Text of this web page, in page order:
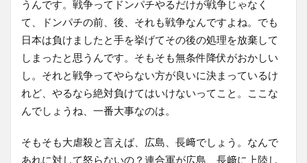
うんです。戦争ってドンパチやるだけが戦争じゃなく
て、ドンパチの前、後、それも戦争なんですよね。でも
日本は負けましたと手を挙げてその後の処理を放棄して
しまったと思うんです。そもそも無条件降伏がおかしい
し。それと戦争ってやらない方が良いに決まっているけ
れど、やるなら絶対負けてはいけないってこと。ここな
んでしょうね、一番大事なのは。
そもそも大虐殺と言えば、広島、長﨑でしょう。なんで
あれに対して怒らないの？連合軍が広島、長﨑に上陸し